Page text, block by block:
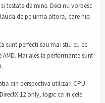
testate de mine. Deci nu vorbesc
de pe urma altora, care nici
sunt perfecti sau mai stiu eu ce
Mai ales la performante sunt
din perspectiva utilizari CPU-
12 only, logic ca in cele